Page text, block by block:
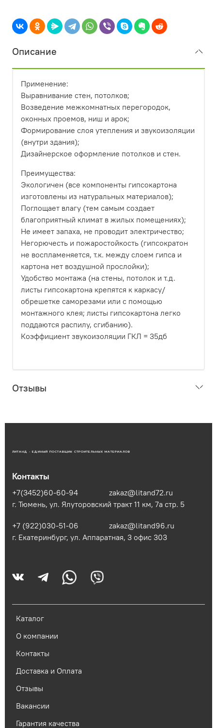
Описание
Применение:
Выравнивание стен, потолков;
Возведение межкомнатных перегородок,
оконных проемов, ниш и арок;
Формирование слоя утепления и звукоизоляции
(внутри здания);
Дизайнерское оформление потолков и стен.
Преимущества:
Экологичен (все компоненты гипсокартона
изготовлены из натуральных материалов);
Поглощает влагу (тем самым создает
благоприятный климат в жилых помещениях);
Не имеет запаха, не проводит электричество;
Негорючесть и пожаростойкость (гипсократон
не воспламеняется, т.к. между слоем гипса и
картона нет воздушной прослойки);
Удобство монтажа (на стены, потолок и т.д.
листы гипсокартона крепятся к каркасу/
обрешетке саморезами или с помощью
монтажного клея; листы гипсокартона легко
поддаются распилу, сгибанию).
Коэффициент звукоизоляции ГКЛ = 35дб
Отзывы
ЛИТАНД - ЕДИНЫЙ ПОСТАВЩИК СТРОИТЕЛЬНЫХ МАТЕРИАЛОВ
Каталог
О компании
Контакты
Доставка и Оплата
Отзывы
Вакансии
Гарантия качества
Контакты
+7(3452)60-60-94
zakaz@litand72.ru
г. Тюмень, ул. Ялуторовский тракт 11 км, 7а стр. 5
+7 (922)030-51-06
zakaz@litand96.ru
г. Екатеринбург, ул. Аппаратная, 3​ офис 303